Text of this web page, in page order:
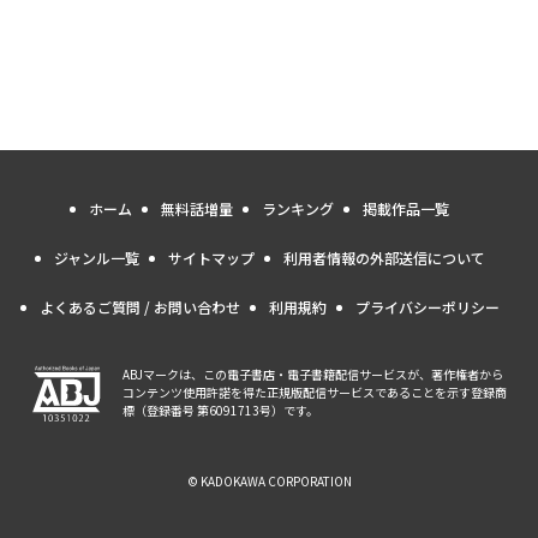
ホーム 無料話増量 ランキング 掲載作品一覧
ジャンル一覧 サイトマップ 利用者情報の外部送信について
よくあるご質問 / お問い合わせ 利用規約 プライバシーポリシー
ABJマークは、この電子書店・電子書籍配信サービスが、著作権者から
コンテンツ使用許諾を得た正規版配信サービスであることを示す登録商
標（登録番号 第6091713号）です。
© KADOKAWA CORPORATION